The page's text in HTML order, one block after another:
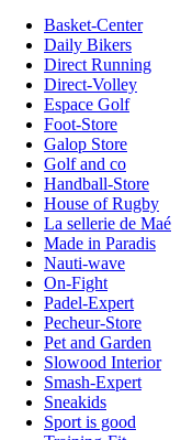
Basket-Center
Daily Bikers
Direct Running
Direct-Volley
Espace Golf
Foot-Store
Galop Store
Golf and co
Handball-Store
House of Rugby
La sellerie de Maé
Made in Paradis
Nauti-wave
On-Fight
Padel-Expert
Pecheur-Store
Pet and Garden
Slowood Interior
Smash-Expert
Sneakids
Sport is good